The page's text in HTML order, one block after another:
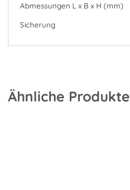
Abmessungen L x B x H (mm)
Sicherung
Ähnliche Produkte